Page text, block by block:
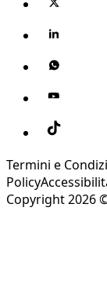
Termini e
Policy
Copyright 2026